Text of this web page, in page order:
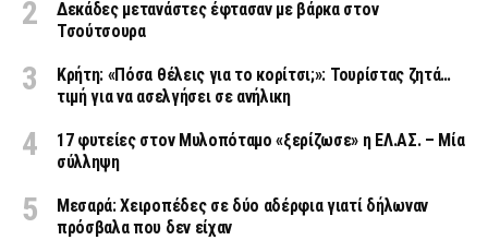
Δεκάδες μετανάστες έφτασαν με βάρκα στον
Τσούτσουρα
Κρήτη: «Πόσα θέλεις για το κορίτσι;»: Τουρίστας ζητά…
τιμή για να ασελγήσει σε ανήλικη
17 φυτείες στον Μυλοπόταμο «ξερίζωσε» η ΕΛ.ΑΣ. – Μία
σύλληψη
Μεσαρά: Χειροπέδες σε δύο αδέρφια γιατί δήλωναν
πρόσβαλα που δεν είχαν